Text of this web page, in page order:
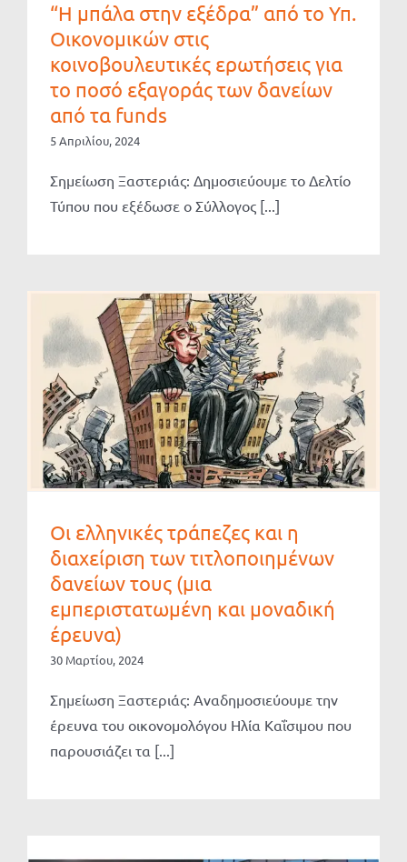
“Η μπάλα στην εξέδρα” από το Υπ.
Οικονομικών στις
κοινοβουλευτικές ερωτήσεις για
το ποσό εξαγοράς των δανείων
από τα funds
5 Απριλίου, 2024
Σημείωση Ξαστεριάς: Δημοσιεύουμε το Δελτίο
Τύπου που εξέδωσε ο Σύλλογος [...]
Οι ελληνικές τράπεζες και η
διαχείριση των τιτλοποιημένων
δανείων τους (μια
εμπεριστατωμένη και μοναδική
έρευνα)
30 Μαρτίου, 2024
Σημείωση Ξαστεριάς: Αναδημοσιεύουμε την
έρευνα του οικονομολόγου Ηλία Καΐσιμου που
παρουσιάζει τα [...]